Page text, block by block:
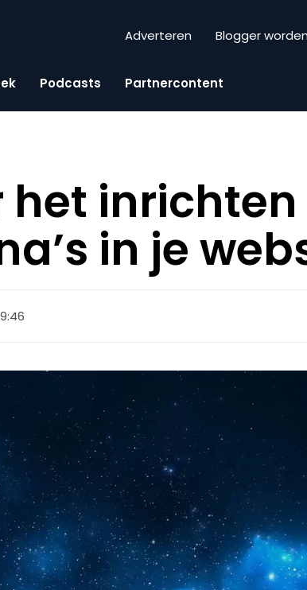
Adverteren Blogger worden
Podcasts Partnercontent
het
in je